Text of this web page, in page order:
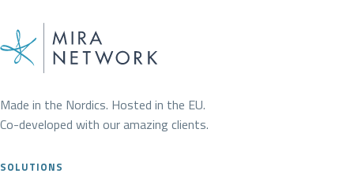
Made in the Nordics. Hosted in the EU.
Co-developed with our amazing clients.
SOLUTIONS